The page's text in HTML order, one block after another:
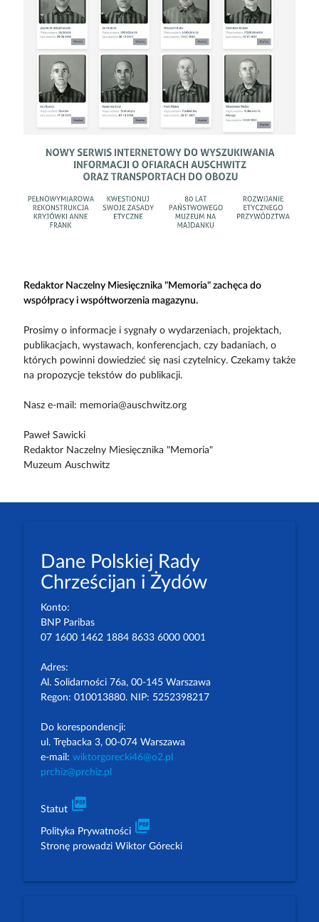
Redaktor Naczelny Miesięcznika "Memoria" zachęca do
współpracy i współtworzenia magazynu.
Prosimy o informacje i sygnały o wydarzeniach, projektach,
publikacjach, wystawach, konferencjach, czy badaniach, o
których powinni dowiedzieć się nasi czytelnicy. Czekamy także
na propozycje tekstów do publikacji.
Nasz e-mail: memoria@auschwitz.org
Paweł Sawicki
Redaktor Naczelny Miesięcznika "Memoria"
Muzeum Auschwitz
Dane Polskiej Rady
Chrześcijan i Żydów
Konto:
BNP Paribas
07 1600 1462 1884 8633 6000 0001
Adres:
Al. Solidarności 76a, 00-145 Warszawa
Regon: 010013880. NIP: 5252398217
Do korespondencji:
ul. Trębacka 3, 00-074 Warszawa
e-mail: wiktorgorecki46@o2.pl
prchiz@prchiz.pl
Statut picture_as_pdf
Polityka Prywatności picture_as_pdf
Stronę prowadzi Wiktor Górecki